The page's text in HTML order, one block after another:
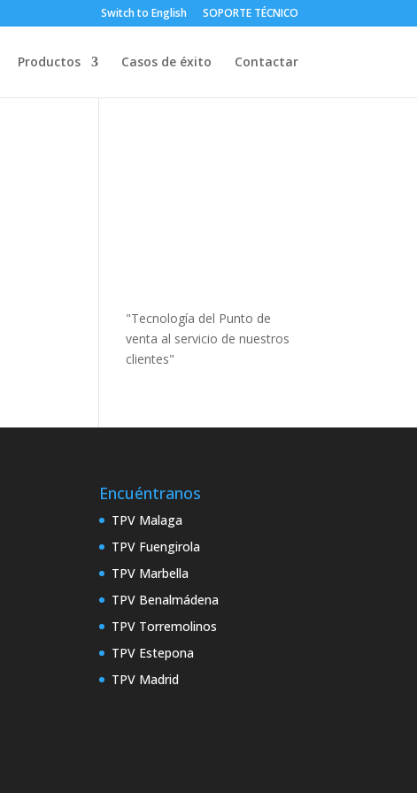
Switch to English SOPORTE TÉCNICO
Productos Casos de éxito Contactar
"Tecnología del Punto de
venta al servicio de nuestros
clientes"
Encuéntranos
TPV Malaga
TPV Fuengirola
TPV Marbella
TPV Benalmádena
TPV Torremolinos
TPV Estepona
TPV Madrid